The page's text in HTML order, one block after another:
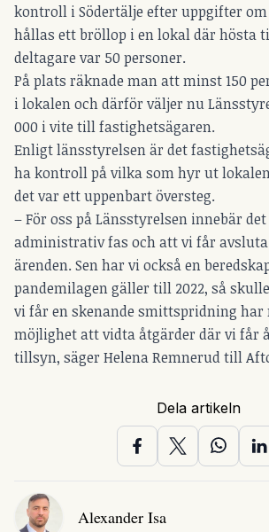
kontroll i Södertälje efter uppgifter
hållas ett bröllop i en lokal där hösta
deltagare var 50 personer.
På plats räknade man att minst 150
i lokalen och därför väljer nu
000 i vite till fastighetsägaren.
Enligt länsstyrelsen är det
ha kontroll på vilka som hyr ut
det var ett uppenbart översteg.
– För oss på Länsstyrelsen innebär
administrativ fas och att vi får avsluta
ärenden. Sen har vi också en
pandemilagen gäller till 2022, så
vi får en skenande smittspridning har
möjlighet att vidta åtgärder där vi får
tillsyn, säger Helena Remnerud till
Dela artikeln
Alexander Isa